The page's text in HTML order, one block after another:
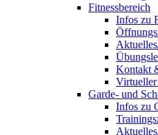
Fitnessbereich
Infos zu
Kontakt
Garde- und
Infos zu